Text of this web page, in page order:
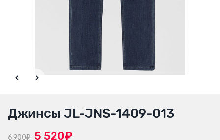
Джинсы JL-JNS-1409-013
6 900₽ 5 520₽